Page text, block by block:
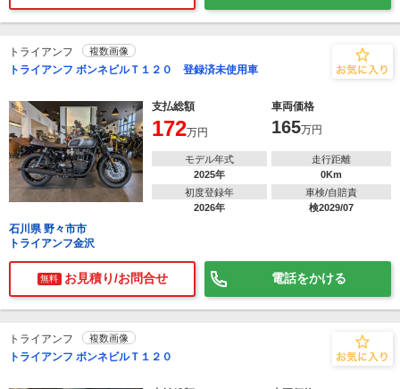
トライアンフ 複数画像
トライアンフ ボンネビルＴ１２０ 登録済未使用車
支払総額 車両価格
172万円 165万円
モデル年式
2025年
走行距離
0Km
初度登録年
2026年
車検/自賠責
検2029/07
石川県 野々市市
トライアンフ金沢
無料 お見積り/お問合せ 電話をかける
トライアンフ 複数画像
トライアンフ ボンネビルＴ１２０